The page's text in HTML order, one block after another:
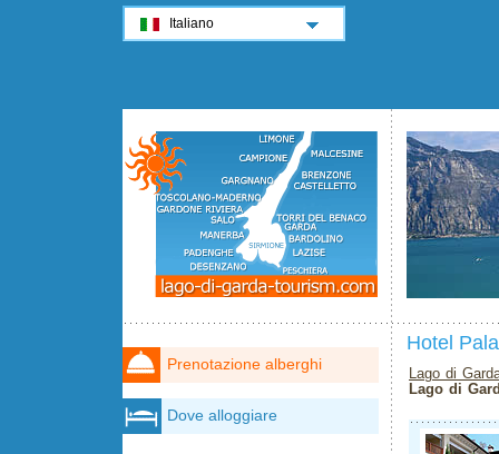
Hotel
Lago di
Lago di
Prenotazione alberghi
Dove alloggiare
Italiano